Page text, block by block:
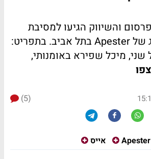
והשיווק הגיעו למסיבת
סוף הקיץ על הגג של Apester בתל אביב. בתפריט:
שני, מיכל שפירא באומנותי,
צפו
(5)
Apester אייס